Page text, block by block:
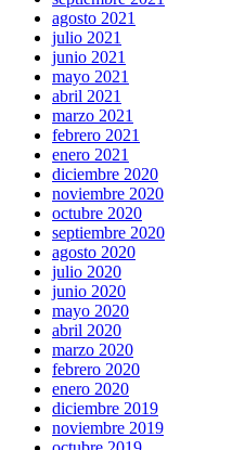
agosto 2021
julio 2021
junio 2021
mayo 2021
abril 2021
marzo 2021
febrero 2021
enero 2021
diciembre 2020
noviembre 2020
octubre 2020
septiembre 2020
agosto 2020
julio 2020
junio 2020
mayo 2020
abril 2020
marzo 2020
febrero 2020
enero 2020
diciembre 2019
noviembre 2019